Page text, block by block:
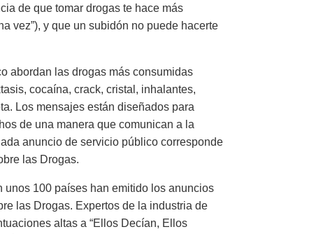
de que tomar drogas te hace más
vez”), y que un subidón no puede hacerte
abordan las drogas más consumidas
cocaína, crack, cristal, inhalantes,
Los mensajes están diseñados para
de una manera que comunican a la
anuncio de servicio público corresponde
las Drogas.
unos 100 países han emitido los anuncios
las Drogas. Expertos de la industria de
altas a “Ellos Decían, Ellos